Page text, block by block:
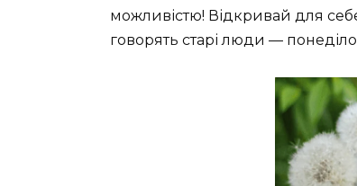
можливістю! Відкривай для себе
говорять старі люди —